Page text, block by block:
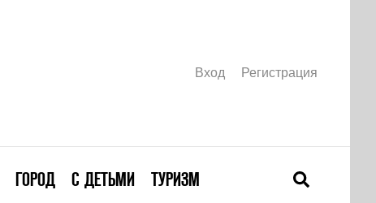
Вход Регистрация
ГОРОД С ДЕТЬМИ ТУРИЗМ